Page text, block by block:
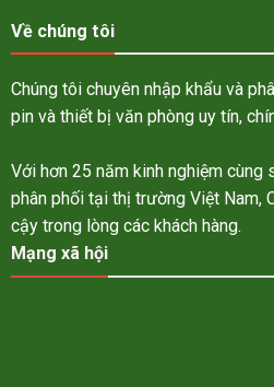
Về chúng tôi
Chúng tôi chuyên nhập khẩu và
pin và thiết bị văn phòng uy tín,
Với hơn 25 năm kinh nghiệm
phân phối tại thị trường Việt Nam,
cậy trong lòng các khách hàng.
Mạng xã hội